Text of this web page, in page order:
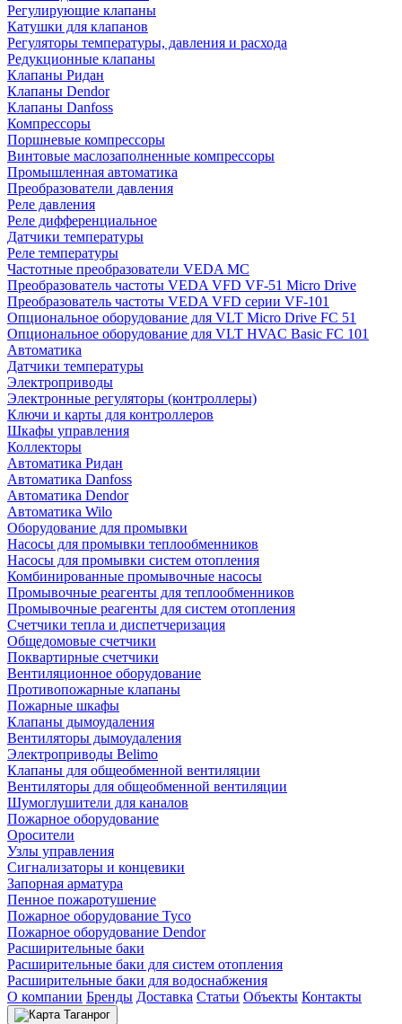
Регулирующие клапаны
Катушки для клапанов
Регуляторы температуры, давления и расхода
Редукционные клапаны
Клапаны Ридан
Клапаны Dendor
Клапаны Danfoss
Компрессоры
Поршневые компрессоры
Винтовые маслозаполненные компрессоры
Промышленная автоматика
Преобразователи давления
Реле давления
Реле дифференциальное
Датчики температуры
Реле температуры
Частотные преобразователи VEDA MC
Преобразователь частоты VEDA VFD VF-51 Micro Drive
Преобразователь частоты VEDA VFD серии VF-101
Опциональное оборудование для VLT Micro Drive FC 51
Опциональное оборудование для VLT HVAC Basic FC 101
Автоматика
Датчики температуры
Электроприводы
Электронные регуляторы (контроллеры)
Ключи и карты для контроллеров
Шкафы управления
Коллекторы
Автоматика Ридан
Автоматика Danfoss
Автоматика Dendor
Автоматика Wilo
Оборудование для промывки
Насосы для промывки теплообменников
Насосы для промывки систем отопления
Комбинированные промывочные насосы
Промывочные реагенты для теплообменников
Промывочные реагенты для систем отопления
Счетчики тепла и диспетчеризация
Общедомовые счетчики
Поквартирные счетчики
Вентиляционное оборудование
Противопожарные клапаны
Пожарные шкафы
Клапаны дымоудаления
Вентиляторы дымоудаления
Электроприводы Belimo
Клапаны для общеобменной вентиляции
Вентиляторы для общеобменной вентиляции
Шумоглушители для каналов
Пожарное оборудование
Оросители
Узлы управления
Сигнализаторы и концевики
Запорная арматура
Пенное пожаротушение
Пожарное оборудование Tyco
Пожарное оборудование Dendor
Расширительные баки
Расширительные баки для систем отопления
Расширительные баки для водоснабжения
О компании Бренды Доставка Статьи Объекты Контакты
Таганрог